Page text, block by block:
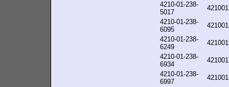
4210-01-238-
5017
4210-01-238-
6095
4210-01-238-
6249
4210-01-238-
6934
4210-01-238-
6997